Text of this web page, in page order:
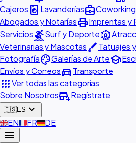
Cajeros local_laundry_service Lavanderíasbusiness_center
Abogados y NotaríasprintImprentas y
ServiciossurfingSurf y Deporteattractions
Veterinarias y MascotasbrushTatuajes
FotografíapaletteGalerías de Arteschool
Envíos y Correosdirections_carTransporte
appsVer todas las categorías
Sobre Nosotrosadd_businessRegístrate
🇪🇸ES expand_more
🇬🇧EN🇫🇷FR🇩🇪DE
menu